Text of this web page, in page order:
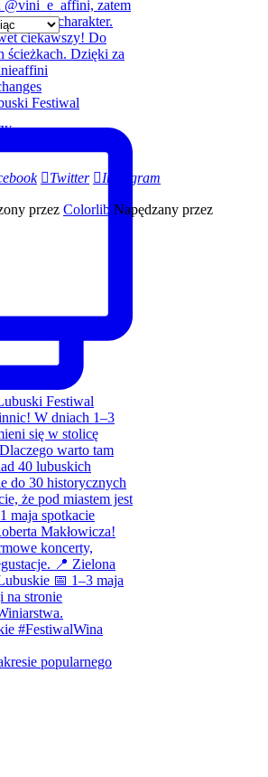
Festiwal
popularnego
Twitter Instagram
przez Colorlib Napędzany przez